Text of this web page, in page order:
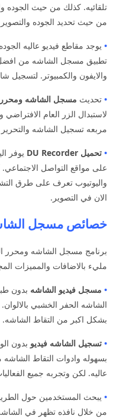
تلقائيه. كذلك من حيث الجوده
من حيث تحديد الجوده والتصوير
• يوجد مقاطع فيديو عاليه
تطبيق مسجل الشاشه من افضل
والايفون والكمبيوتر. لتسجيل
• تحديث مسجل الشاشه ومحرر
لاستبدال الزر العام
مربعه تسجيل الشاشه والتحرير
• تحميل DU Recorder
يوفر
على مواقع التواصل
واليوتيوب تعرف على طرق
الان في التصوير.
خصائص مسجل
برنامج مسجل الشاشه ومحرر
مليء بالاضافات والمميزات
• مسجل فيديو الشاشه بدون
الشاشه الحفر الخشبي
بشكل اكبر من التقاط الشاشه.
• تسجيل الشاشه فيديو بدون
بسهوله وادوات التقاط
عاليه. لكن وتجربه جميع
• يبحث المستخدمين حول
من خلال نافذه تظهر في